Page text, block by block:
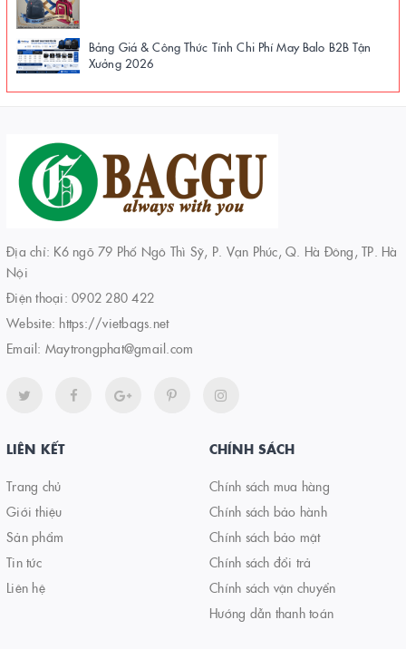
Bảng Giá & Công Thức Tính Chi Phí May Balo B2B Tận
Xưởng 2026
Địa chỉ: K6 ngõ 79 Phố Ngô Thì Sỹ, P. Vạn Phúc, Q. Hà Đông, TP. Hà
Nội
Điện thoại: 0902 280 422
Website: https://vietbags.net
Email: Maytrongphat@gmail.com
LIÊN KẾT
Trang chủ
Giới thiệu
Sản phẩm
Tin tức
Liên hệ
CHÍNH SÁCH
Chính sách mua hàng
Chính sách bảo hành
Chính sách bảo mật
Chính sách đổi trả
Chính sách vận chuyển
Hướng dẫn thanh toán